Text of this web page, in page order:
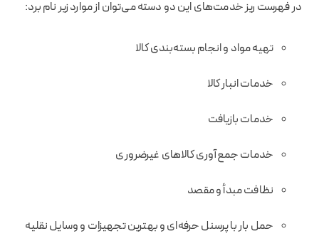
در فهرست ریز خدمت‌های این دو دسته می‌توان از موارد زیر نام برد:
تهیه مواد و انجام بسته‌بندی کالا
خدمات انبار کالا
خدمات بازیافت
خدمات جمع‌آوری کالاهای غیر‌ضروری
نظافت مبدأ و مقصد
حمل بار با پرسنل حرفه‌ای و بهترین تجهیزات و وسایل نقلیه